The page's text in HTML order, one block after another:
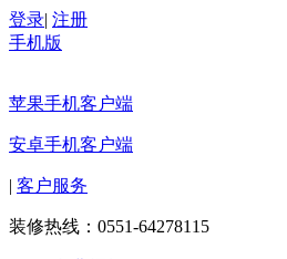
登录| 注册
手机版
苹果手机客户端
安卓手机客户端
客户服务
装修热线： 0551-64278115